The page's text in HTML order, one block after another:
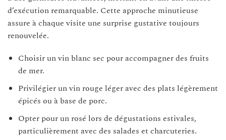
d’exécution remarquable. Cette approche minutieuse
assure à chaque visite une surprise gustative toujours
renouvelée.
Choisir un vin blanc sec pour accompagner des fruits
de mer.
Privilégier un vin rouge léger avec des plats légèrement
épicés ou à base de porc.
Opter pour un rosé lors de dégustations estivales,
particulièrement avec des salades et charcuteries.